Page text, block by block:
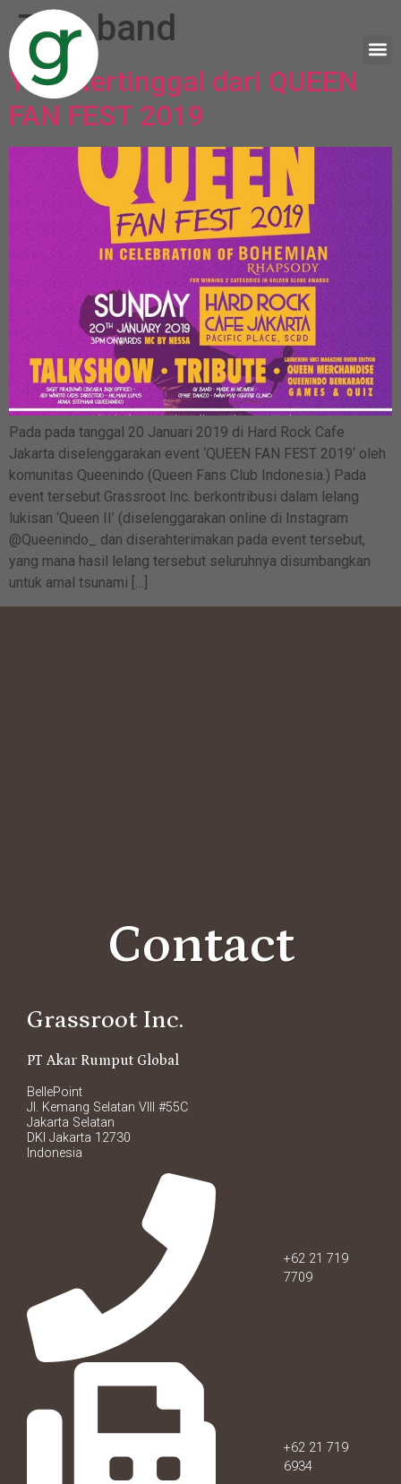
Tag:band
Yang tertinggal dari QUEEN
FAN FEST 2019
Pada pada tanggal 20 Januari 2019 di Hard Rock Cafe
Jakarta diselenggarakan event ‘QUEEN FAN FEST 2019‘ oleh
komunitas Queenindo (Queen Fans Club Indonesia.) Pada
event tersebut Grassroot Inc. berkontribusi dalam lelang
lukisan ‘Queen II’ (diselenggarakan online di Instagram
@Queenindo_ dan diserahterimakan pada event tersebut,
yang mana hasil lelang tersebut seluruhnya disumbangkan
untuk amal tsunami […]
Contact
Grassroot Inc.
PT Akar Rumput Global
BellePoint
Jl. Kemang Selatan VIII #55C
Jakarta Selatan
DKI Jakarta 12730
Indonesia
+62 21 719
7709
+62 21 719
6934